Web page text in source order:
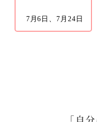
7月6日、7月24日
「自